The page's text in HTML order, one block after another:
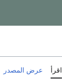
اقرأ عرض المصدر